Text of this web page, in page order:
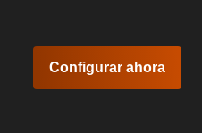
Configurar ahora